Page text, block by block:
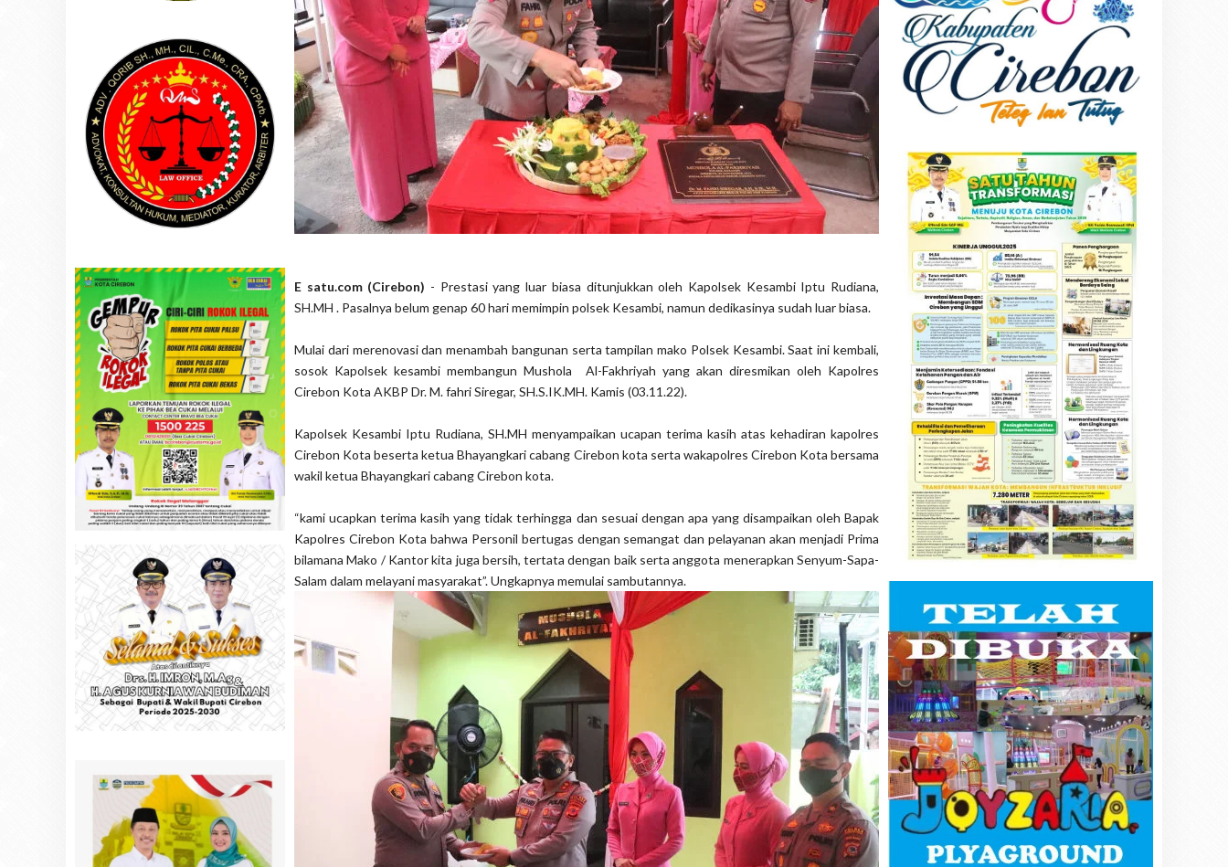
E satu.com (Cirebon) - Prestasi yang luar biasa ditunjukkan oleh Kapolsek Kesambi Iptu Rudiana,
SH.MH . Pasalnya belum genap 60 hari memimpin polsek Kesambi, namun dedikasinya sudah luar biasa.
Mulai dari merenovasi dan menambah bangunan serta tampilan mako Polsek Kesambi. Saat ini kembali,
sosok Kapolsek kesambi membangun Mushola Al-Fakhriyah yang akan diresmikan oleh Kapolres
Cirebon Kota AKBP Dr. M. fahri Siregar, SH.S.IK.MH. Kamis (03.11.22).
Kapolsek Kesambi Iptu Rudiana, SH.MH menyampaikan ucapan terima kasih atas kehadiran kapolres
Cirebon Kota beserta ketua Bhayangkari cabang Cirebon kota serta wakapolres Cirebon Kota bersama
wakil ketua Bhayangkari cabang Cirebon kota.
“kami ucapkan terima kasih yang tidak terhingga dan sesuai dengan apa yang disampaikan oleh Bapak
Kapolres Cirebon Kota bahwa Personil bertugas dengan semangat dan pelayanan akan menjadi Prima
bilamana Mako / Kantor kita juga bersih, tertata dengan baik serta anggota menerapkan Senyum-Sapa-
Salam dalam melayani masyarakat”. Ungkapnya memulai sambutannya.